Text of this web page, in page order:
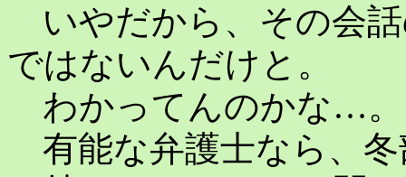
いやだから、その会
ではないんだけと。
わかってんのかな…。
有能な弁護士なら、